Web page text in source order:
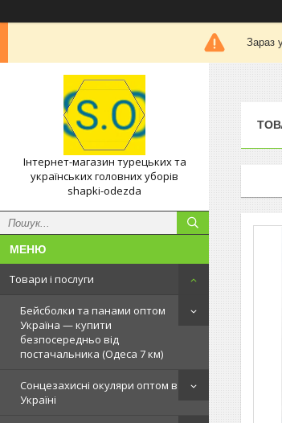
Зараз
Інтернет-магазин турецьких та
українських головних уборів
shapki-odezda
Товари і послуги
Бейсболки та панами оптом
Україна — купити
безпосередньо від
постачальника (Одеса 7 км)
Сонцезахисні окуляри оптом в
Україні